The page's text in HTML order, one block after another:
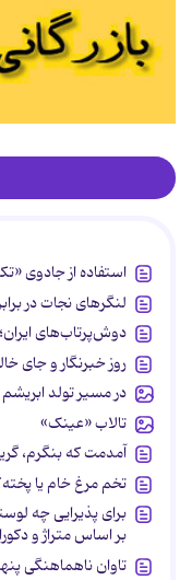
استفاده از جادوی
لنگرهای نجات در
دوش‌پرتاب‌های
روز خبرنگار و جای
در مسیر تولد ابریشم
تالاب «عینک»
آمدمت که بنگرم،
تخم مرغ خام یا
برای پذیرایی چه
بر اساس متراژ و
تاوان ناهماهنگی